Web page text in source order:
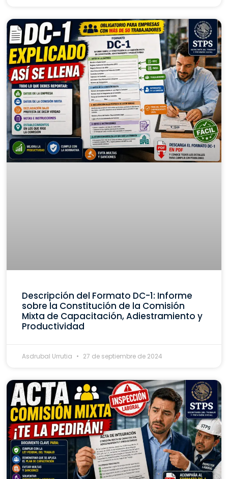
Descripción del Formato DC-1: Informe
sobre la Constitución de la Comisión
Mixta de Capacitación, Adiestramiento y
Productividad
Asdrubal Urrutia 27 de septiembre de 2024